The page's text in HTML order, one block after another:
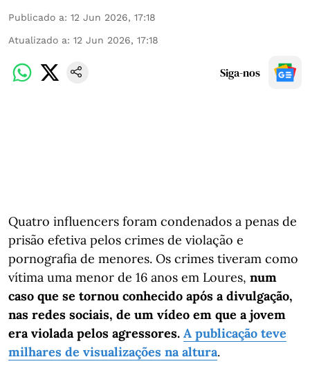
Publicado a: 12 Jun 2026, 17:18
Atualizado a: 12 Jun 2026, 17:18
Siga-nos
Quatro influencers foram condenados a penas de
prisão efetiva pelos crimes de violação e
pornografia de menores. Os crimes tiveram como
vítima uma menor de 16 anos em Loures, num
caso que se tornou conhecido após a divulgação,
nas redes sociais, de um vídeo em que a jovem
era violada pelos agressores. A publicação teve
milhares de visualizações na altura.